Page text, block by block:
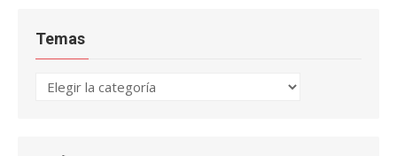
Temas
Temas